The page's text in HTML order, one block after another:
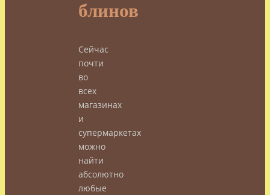
блинов
Сейчас
почти
во
всех
магазинах
и
супермаркетах
можно
найти
абсолютно
любые